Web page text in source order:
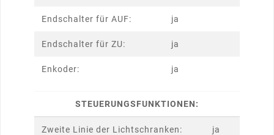
Endschalter für AUF: ja
Endschalter für ZU: ja
Enkoder: ja
STEUERUNGSFUNKTIONEN:
Zweite Linie der Lichtschranken: ja